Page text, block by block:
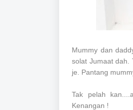
Mummy dan
solat Jumaat dah.
je. Pantang
Tak pelah
Kenangan !